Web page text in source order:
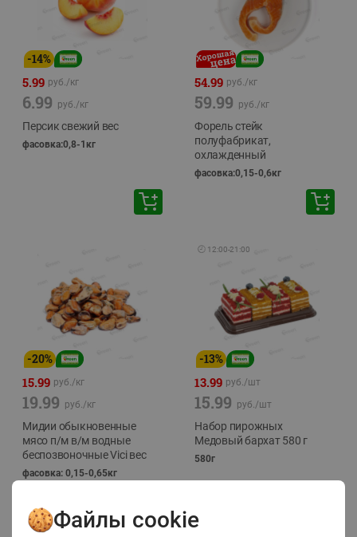
-14%
5.99 руб./кг
6.99 руб./кг
Персик свежий вес
фасовка:0,8-1кг
54.99 руб./кг
59.99 руб./кг
Форель стейк
полуфабрикат,
охлажденный
фасовка:0,15-0,6кг
-20%
15.99 руб./кг
19.99 руб./кг
Мидии обыкновенные
мясо п/м в/м водные
беспозвоночные Vici вес
фасовка: 0,15-0,65кг
🕘 12:00-21:00
-13%
13.99 руб./шт
15.99 руб./шт
Набор пирожных
Медовый бархат 580 г
580г
Файлы cookie